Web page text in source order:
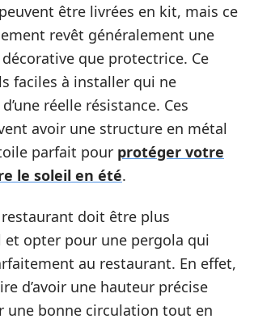
être livrées en kit, mais ce
revêt généralement une
que protectrice. Ce
faciles à installer qui ne
réelle résistance. Ces
avoir une structure en métal
parfait pour protéger votre
le soleil en été.
doit être plus
et opter pour une pergola qui
au restaurant. En effet,
d’avoir une hauteur précise
une bonne circulation tout en